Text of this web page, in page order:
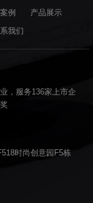
例
产品展示
我们
，服务136家上市企
时尚创意园F5栋